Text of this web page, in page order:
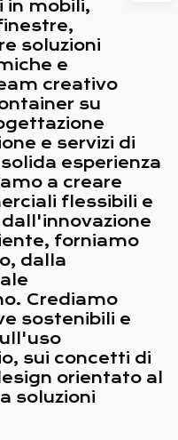
in mobili,
soluzioni
e
creativo
su
e servizi di
esperienza
a creare
flessibili e
forniamo
dalla
Crediamo
sostenibili e
sui concetti di
orientato al
soluzioni